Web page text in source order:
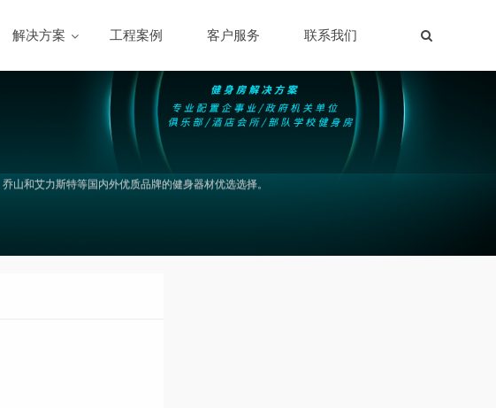
解决方案 工程案例 客户服务 联系我们
山和艾力斯特等国内外优质品牌的健身器材优选选择。